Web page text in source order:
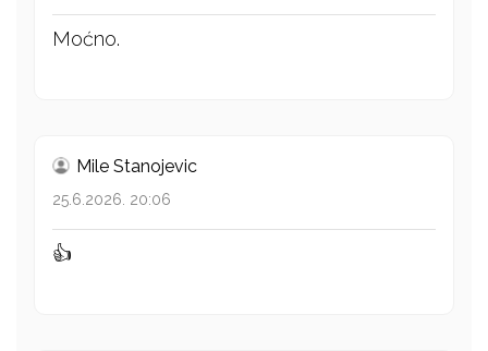
Moćno.
Mile Stanojevic
25.6.2026. 20:06
👍